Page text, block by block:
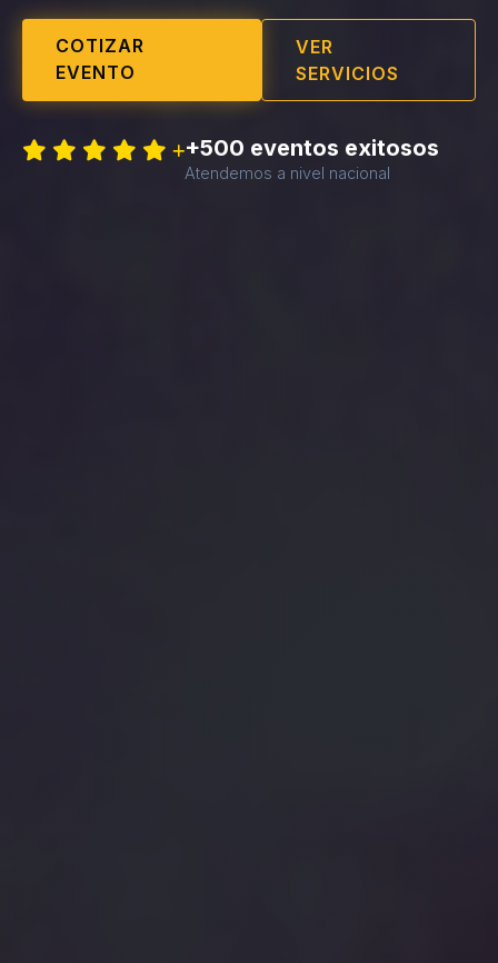
COTIZAR
EVENTO
VER
SERVICIOS
+500 eventos exitosos
Atendemos a nivel nacional